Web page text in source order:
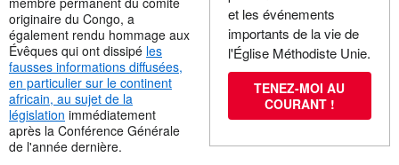
et les événements
importants de la vie de
l'Église Méthodiste Unie.
TENEZ-MOI AU
COURANT !
originaire du Congo, a
également rendu hommage aux
Évêques qui ont dissipé les
fausses informations diffusées,
en particulier sur le continent
africain, au sujet de la
législation immédiatement
après la Conférence Générale
de l'année dernière.